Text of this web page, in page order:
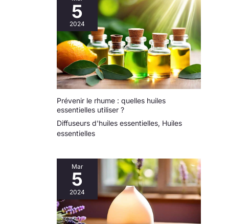
5
2024
Prévenir le rhume : quelles huiles
essentielles utiliser ?
Diffuseurs d'huiles essentielles, Huiles
essentielles
Mar
5
2024